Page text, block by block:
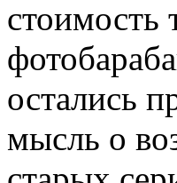
стоимость
остались
мысль о